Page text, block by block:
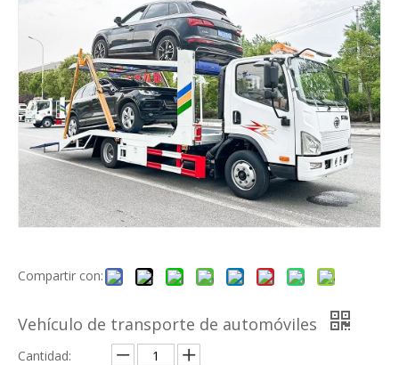
Compartir con:
Vehículo de transporte de automóviles
Cantidad: